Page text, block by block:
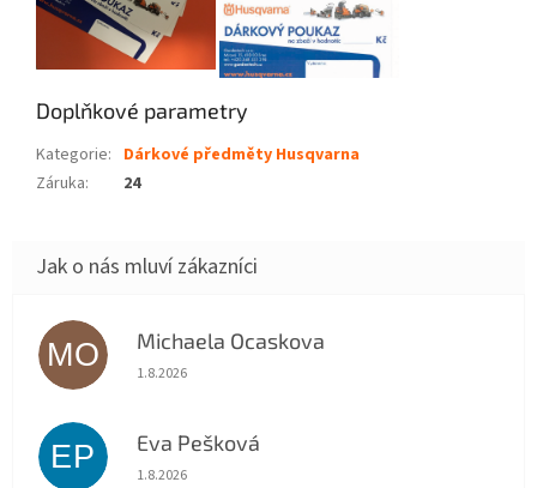
Doplňkové parametry
Kategorie: Dárkové předměty Husqvarna
Záruka: 24
MO Michaela Ocaskova
Hodnocení obchodu je 5 z 5 hvězdiček.
1.8.2026
EP Eva Pešková
Hodnocení obchodu je 5 z 5 hvězdiček.
1.8.2026